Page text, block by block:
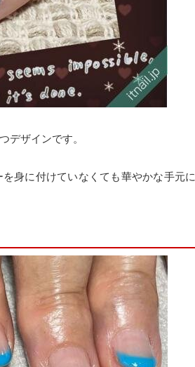
デザインです。
身に付けていなくても華やかな手元に